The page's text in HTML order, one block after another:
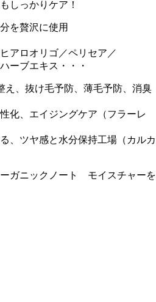
しっかりケア！
を贅沢に使用
アロオリゴ／ペリセア／
ーブエキス・・・
、抜け毛予防、薄毛予防、消臭
化、エイジングケア（フラーレ
、ツヤ感と水分保持工場（カルカ
ガニックノート モイスチャーを